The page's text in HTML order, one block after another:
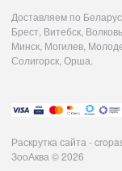
Доставляем по
Брест, Витебск,
Минск, Могилев,
Солигорск, Орша.
Раскрутка сайта -
ЗооАква© 2026